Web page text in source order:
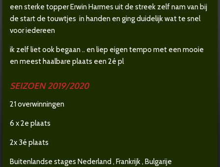
een sterke topper Erwin Harmes uit de streek zelf nam van bij
de start de touwtjes in handen en ging duidelijk wat te snel
voor iedereen
ik zelf liet ook begaan .. en liep eigen tempo met een mooie
en meest haalbare plaats een 2é pl
SEIZOEN 2019/2020
21 overwinningen
6 x 2e plaats
2x 3é plaats
Buitenlandse stages Nederland , Frankrijk , Bulgarije